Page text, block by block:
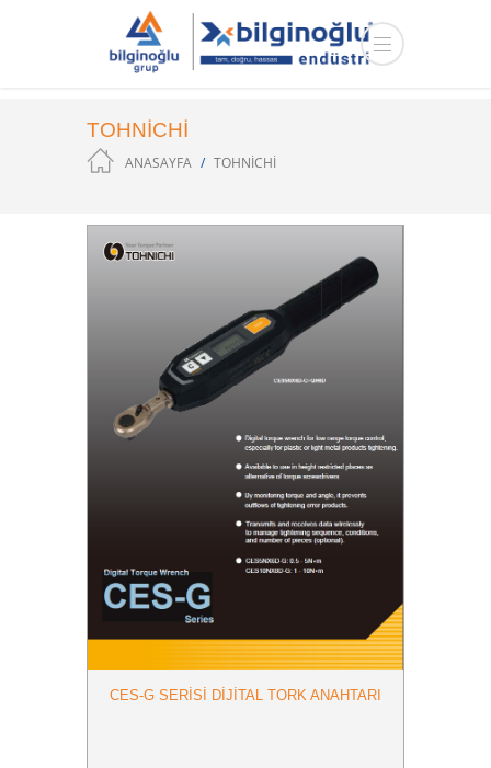
TOHNICHI
ANASAYFA TOHNICHI
CES-G SERISI DIJITAL TORK ANAHTARI